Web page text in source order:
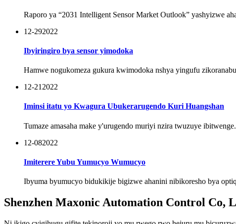
Raporo ya “2031 Intelligent Sensor Market Outlook” yashyizwe
12-292022
Ibyiringiro bya sensor yimodoka
Hamwe nogukomeza gukura kwimodoka nshya yingufu
12-21 2022
Iminsi itatu yo Kwagura Ubukerarugendo Kuri Huangshan
Tumaze amasaha make y'urugendo muriyi nzira twuzuye
12-082022
Imiterere Yubu Yumucyo Wumucyo
Ibyuma byumucyo bidukikije bigizwe ahanini nibikoresho bya
Shenzhen Maxonic Automation Control Co,